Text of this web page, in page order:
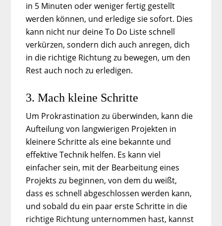
in 5 Minuten oder weniger fertig gestellt
werden können, und erledige sie sofort. Dies
kann nicht nur deine To Do Liste schnell
verkürzen, sondern dich auch anregen, dich
in die richtige Richtung zu bewegen, um den
Rest auch noch zu erledigen.
3. Mach kleine Schritte
Um Prokrastination zu überwinden, kann die
Aufteilung von langwierigen Projekten in
kleinere Schritte als eine bekannte und
effektive Technik helfen. Es kann viel
einfacher sein, mit der Bearbeitung eines
Projekts zu beginnen, von dem du weißt,
dass es schnell abgeschlossen werden kann,
und sobald du ein paar erste Schritte in die
richtige Richtung unternommen hast, kannst